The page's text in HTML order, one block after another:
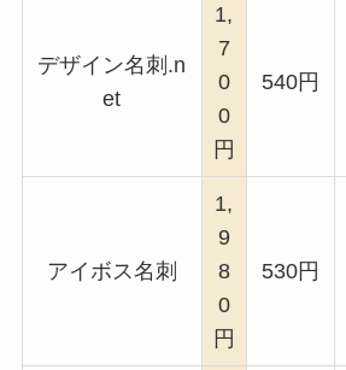
デザイン名刺.n
et
1,
7
0
0
円
540円
アイボス名刺
1,
9
8
0
円
530円